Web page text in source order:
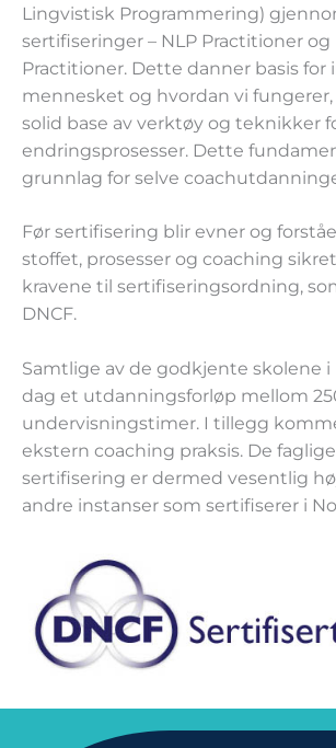
Lingvistisk Programmering)
sertifiseringer – NLP Practitioner og
Practitioner. Dette danner basis for
mennesket og hvordan vi
solid base av verktøy og teknikker
endringsprosesser. Dette
grunnlag for selve
Før sertifisering blir evner og
stoffet, prosesser og coaching
kravene til sertifiseringsordning,
DNCF.
Samtlige av de godkjente skolene i
dag et utdanningsforløp mellom
undervisningstimer. I tillegg
ekstern coaching praksis. De
sertifisering er dermed vesentlig
andre instanser som sertifiserer i